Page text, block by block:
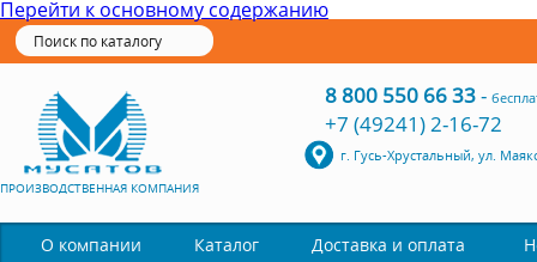
Перейти к основному содержанию
ПРОИЗВОДСТВЕННАЯ КОМПАНИЯ
8 800 550 66 33-
+7 (49241) 2-16-72
г. Гусь-Хрустальный, ул.
О компании Каталог Доставка и оплата